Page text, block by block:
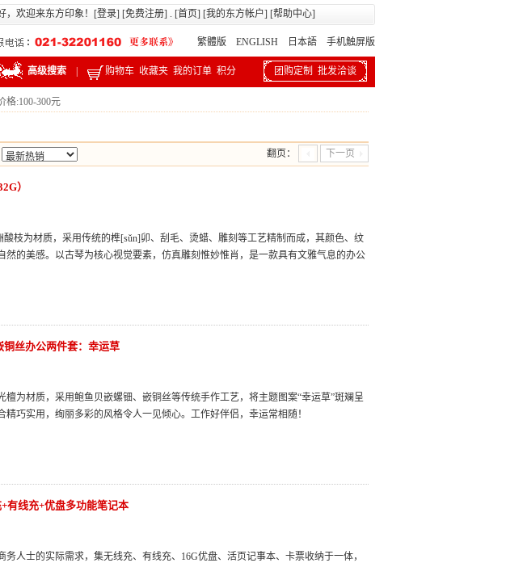
，欢迎来东方印象！[登录] [免费注册] . [首页] [我的东方帐户] [帮助中心]
繁體版 ENGLISH 日本語 手机触屏版
高级搜索 购物车 收藏夹 我的订单 积分 团购定制 批发洽谈
格:100-300元
翻页： 下一页
）
枝为材质，采用传统的榫[sǔn]卯、刮毛、烫蜡、雕刻等工艺精制而成，其颜色、纹
然的美感。以古琴为核心视觉要素，仿真雕刻惟妙惟肖，是一款具有文雅气息的办公
丝办公两件套：幸运草
檀为材质，采用鲍鱼贝嵌螺钿、嵌铜丝等传统手作工艺，将主题图案“幸运草”斑斓呈
精巧实用，绚丽多彩的风格令人一见倾心。工作好伴侣，幸运常相随！
有线充+优盘多功能笔记本
务人士的实际需求，集无线充、有线充、16G优盘、活页记事本、卡票收纳于一体，